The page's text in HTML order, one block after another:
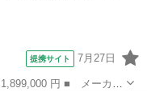
提携サイト 7月27日